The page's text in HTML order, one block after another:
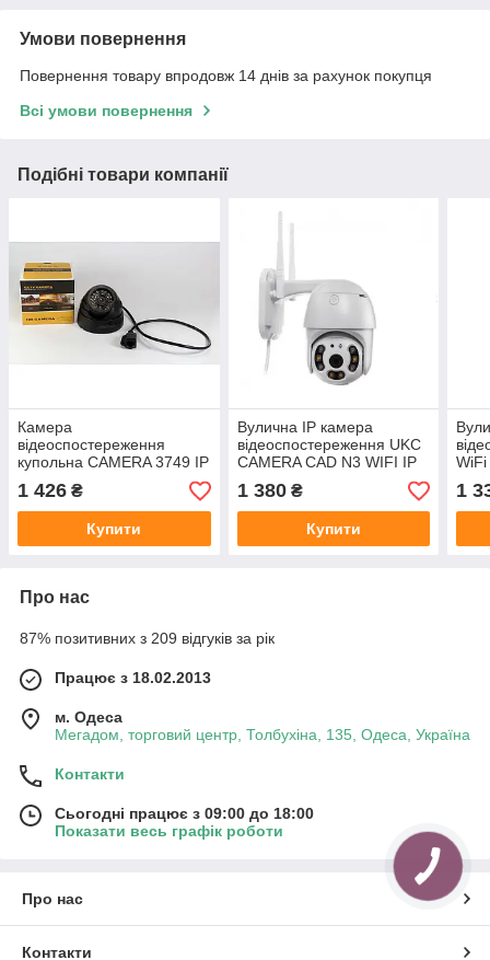
Умови повернення
Повернення товару впродовж 14 днів за рахунок покупця
Всі умови повернення
Подібні товари компанії
Камера
відеоспостереження
купольна CAMERA 3749 IP
1.3 mp, купольна ip
відеокамера
1 426 ₴
Купити
Вулична IP камера
відеоспостереження UKC
CAMERA CAD N3 WIFI IP
360/90 2.0mp поворотна з
віддаленим доступом
1 380₴
Купити
WiFi
1
Про нас
87% позитивних з 209 відгуків за рік
Працює з 18.02.2013
м. Одеса
Мегадом, торговий центр, Толбухіна, 135, Одеса, Україна
Контакти
Сьогодні працює з 09:00 до 18:00
Показати весь графік роботи
Про нас
Контакти